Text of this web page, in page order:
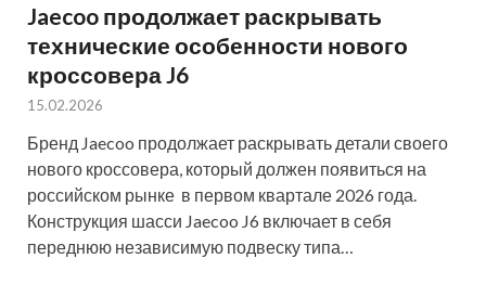
Jaecoo продолжает раскрывать
технические особенности нового
кроссовера J6
15.02.2026
Бренд Jaecoo продолжает раскрывать детали своего
нового кроссовера, который должен появиться на
российском рынке в первом квартале 2026 года.
Конструкция шасси Jaecoo J6 включает в себя
переднюю независимую подвеску типа…